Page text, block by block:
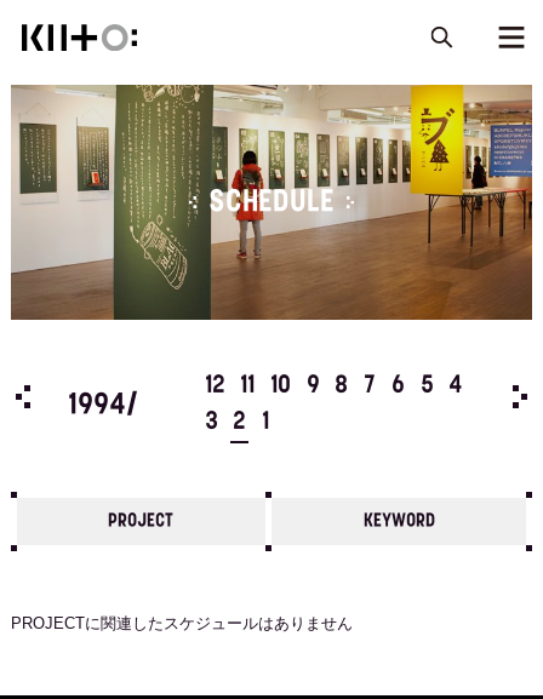
SCHEDULE
4
1994/
12 11 10 9 8 7 6 5
4
3
2 1
PROJECT KEYWORD
PROJECTに関連したスケジュールはありません